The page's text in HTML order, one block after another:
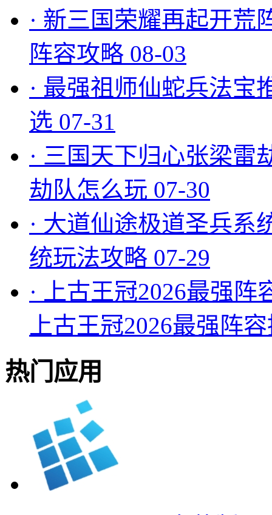
· 新三国荣耀再起开荒
阵容攻略 08-03
· 最强祖师仙蛇兵法宝
选 07-31
· 三国天下归心张梁雷
劫队怎么玩 07-30
· 大道仙途极道圣兵系
统玩法攻略 07-29
·
上古王冠2026最强
上古王冠2026最强阵
热门应用